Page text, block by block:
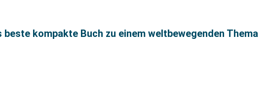
beste kompakte Buch zu einem weltbewegenden Thema